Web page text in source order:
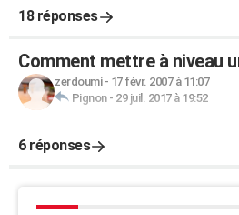
18 réponses
Comment mettre à niveau
zerdoumi- 17 févr. 2007 à 11:07
Pignon- 29 juil. 2017 à 19:52
6 réponses